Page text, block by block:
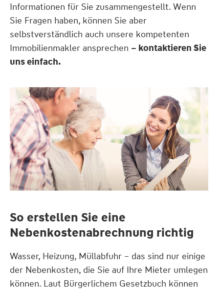
Informationen für Sie zusammengestellt. Wenn
Sie Fragen haben, können Sie aber
selbstverständlich auch unsere kompetenten
Immobilienmakler ansprechen – kontaktieren Sie
uns einfach.
So erstellen Sie eine
Nebenkostenabrechnung richtig
Wasser, Heizung, Müllabfuhr – das sind nur einige
der Nebenkosten, die Sie auf Ihre Mieter umlegen
können. Laut Bürgerlichem Gesetzbuch können